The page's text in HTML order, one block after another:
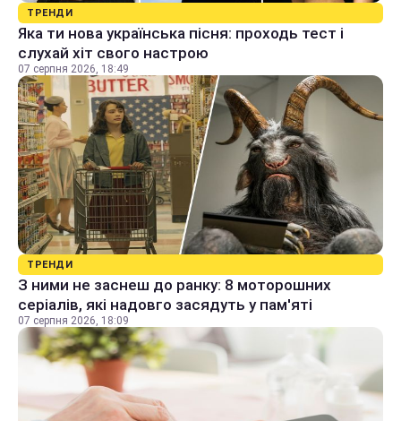
ТРЕНДИ
Яка ти нова українська пісня: проходь тест і
слухай хіт свого настрою
07 серпня 2026, 18:49
ТРЕНДИ
З ними не заснеш до ранку: 8 моторошних
серіалів, які надовго засядуть у пам'яті
07 серпня 2026, 18:09